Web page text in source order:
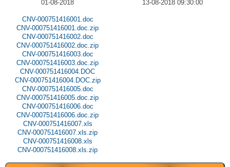
01-08-2018 13-08-2018 09:30:00
CNV-000751416001.doc
CNV-000751416001.doc.zip
CNV-000751416002.doc
CNV-000751416002.doc.zip
CNV-000751416003.doc
CNV-000751416003.doc.zip
CNV-000751416004.DOC
CNV-000751416004.DOC.zip
CNV-000751416005.doc
CNV-000751416005.doc.zip
CNV-000751416006.doc
CNV-000751416006.doc.zip
CNV-000751416007.xls
CNV-000751416007.xls.zip
CNV-000751416008.xls
CNV-000751416008.xls.zip